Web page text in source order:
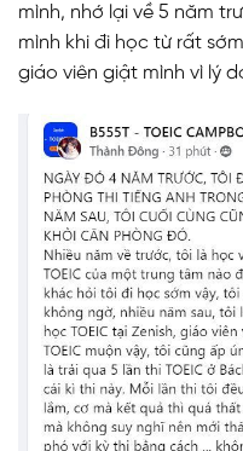
mình, nhớ lại về 5 năm
mình khi đi học từ rất
giáo viên giật mình vì lý